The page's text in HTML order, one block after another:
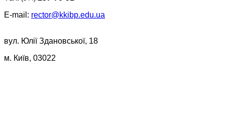
E-mail: rector@kkibp.edu.ua
вул. Юлії Здановської, 18
м. Київ, 03022